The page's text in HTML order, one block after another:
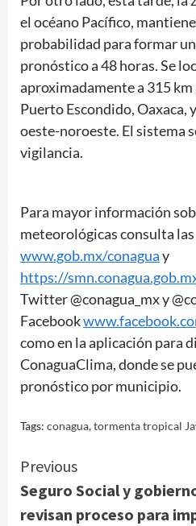
el océano Pacífico,
probabilidad para formar
pronóstico a 48 horas. Se
aproximadamente a 315
Puerto Escondido, Oaxaca,
oeste-noroeste. El sistema
vigilancia.
Para mayor información
meteorológicas consulta
www.gob.mx/conaguay
https://
Twitter @conagua_mx y
Facebook
como en la aplicación para
ConaguaClima, donde se
pronóstico por municipio.
Tags: conagua,tormenta tropical
Continue
Reading
Previous
Seguro Social y
revisan proceso para